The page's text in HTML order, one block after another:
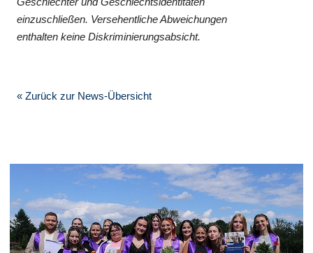
einzuschließen. Versehentliche Abweichungen
enthalten keine Diskriminierungsabsicht.
« Zurück zur News-Übersicht